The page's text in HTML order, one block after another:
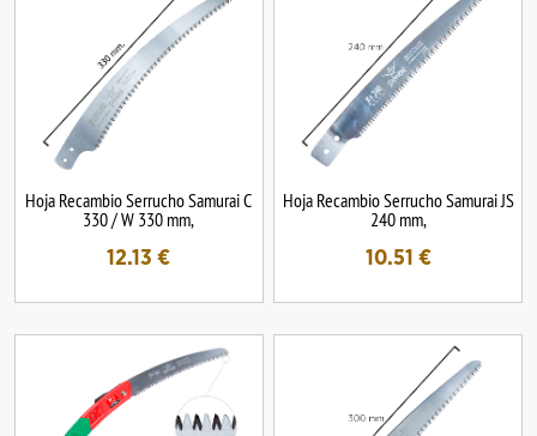
Hoja Recambio Serrucho Samurai C
330 / W 330 mm,
12.13 €
Hoja Recambio Serrucho Samurai JS
240 mm,
10.51 €